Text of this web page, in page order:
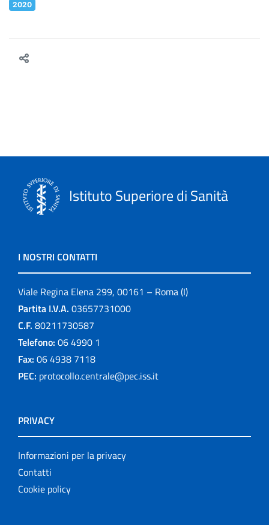
2020
Istituto Superiore di Sanità
I NOSTRI CONTATTI
Viale Regina Elena 299, 00161 – Roma (I)
Partita I.V.A. 03657731000
C.F. 80211730587
Telefono: 06 4990 1
Fax: 06 4938 7118
PEC: protocollo.centrale@pec.iss.it
PRIVACY
Informazioni per la privacy
Contatti
Cookie policy